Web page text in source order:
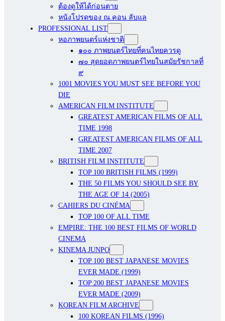
ต้องดูให้ได้ก่อนตาย
หนังโปรดของ ณ.คอน ลับแล
PROFESSIONAL LIST
หอภาพยนตร์แห่งชาติ
๑๐๐ ภาพยนตร์ไทยที่คนไทยควรดู
๗๐ สุดยอดภาพยนตร์ไทยในสมัยรัชกาลที่
๙
1001 MOVIES YOU MUST SEE BEFORE YOU
DIE
AMERICAN FILM INSTITUTE
GREATEST AMERICAN FILMS OF ALL
TIME 1998
GREATEST AMERICAN FILMS OF ALL
TIME 2007
BRITISH FILM INSTITUTE
TOP 100 BRITISH FILMS (1999)
THE 50 FILMS YOU SHOULD SEE BY
THE AGE OF 14 (2005)
CAHIERS DU CINÉMA
TOP 100 OF ALL TIME
EMPIRE: THE 100 BEST FILMS OF WORLD
CINEMA
KINEMA JUNPO
TOP 100 BEST JAPANESE MOVIES
EVER MADE (1999)
TOP 200 BEST JAPANESE MOVIES
EVER MADE (2009)
KOREAN FILM ARCHIVE
100 KOREAN FILMS (1996)